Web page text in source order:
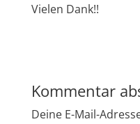
Vielen Dank!!
Kommentar
Deine E-Mail-